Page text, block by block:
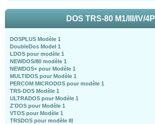
DOS TRS-80 M1/III/IV/4P
DOSPLUS Modèle 1
DoubleDos Model 1
LDOS pour modèle 1
NEWDOS/80 modèle 1
NEWDOS+ pour Modèle 1
MULTIDOS pour Modèle 1
PERCOM MICRODOS pour modèle 1
TRS-DOS Modèle 1
ULTRADOS pour Modèle 1
Z'DOS pour Modèle 1
VTOS pour Modèle 1
TRSDOS pour modèle III